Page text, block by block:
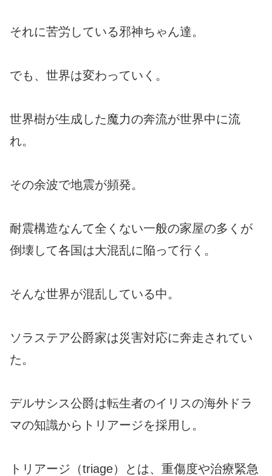
それに苦労している邪神ちゃん達。
でも、世界は変わっていく。
世界樹が生成した魔力の奔流が世界中に流
れ。
その余波で地震が頻発。
耐震構造なんて全くない一般の家屋の多くが
倒壊して各国は大混乱に陥って行く。
そんな世界が混乱している中。
ソラステア公爵家は災害対応に奔走されてい
た。
デルサシス公爵は転生者のイリスの海外ドラ
マの知識からトリアージを採用し。
トリアージ（triage）とは、重傷度や治療緊急